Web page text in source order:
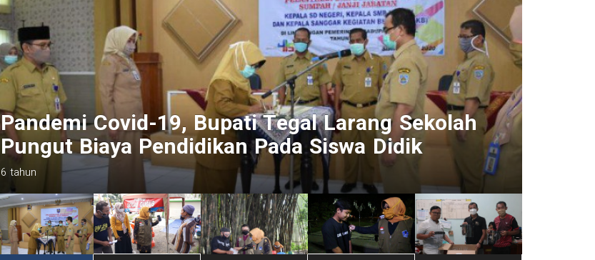
Banyak Pelanggaran saat Car Free Day, Bupati:
Lansia dan Balita Golongan Rentan Tertular
6 tahun